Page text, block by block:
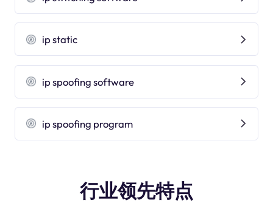
ip static
ip spoofing software
ip spoofing program
行业领先特点